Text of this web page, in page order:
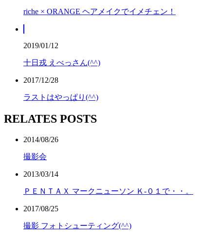
riche × ORANGE ヘアメイクでイメチェン！
2019/01/12
十日戎 えべっさん(^^)
2017/12/28
ラストはやっぱり(^^)
RELATES POSTS
2014/08/26
撮影会
2013/03/14
ＰＥＮＴＡＸ マークニューソン Ｋ-０１で・・。
2017/08/25
撮影 フォトシューティング(^^)